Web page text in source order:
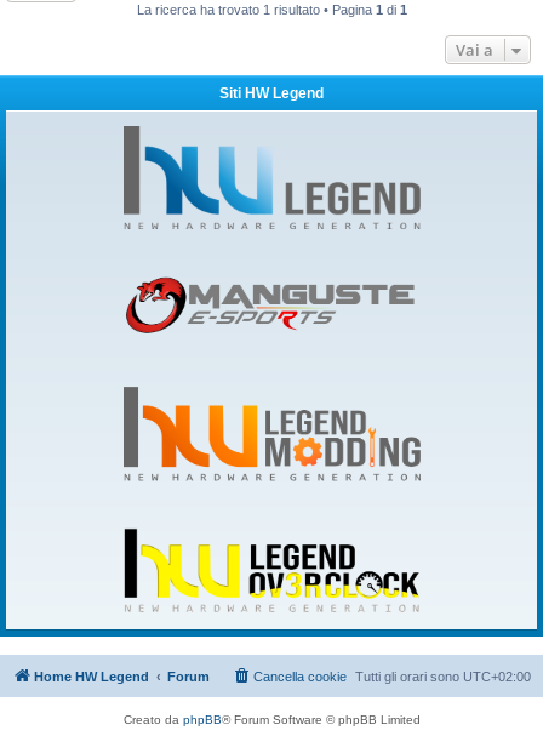
La ricerca ha trovato 1 risultato • Pagina 1 di 1
Vai a
Siti HW Legend
Home HW Legend Forum Tutti gli orari sono UTC+02:00
Cancella cookie
Creato da phpBB® Forum Software © phpBB Limited